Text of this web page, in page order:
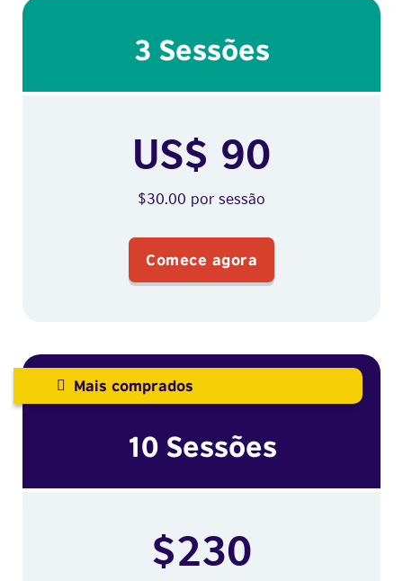
3 Sessões
US$ 90
$30.00 por sessão
Comece agora
Mais comprados
10 Sessões
$230